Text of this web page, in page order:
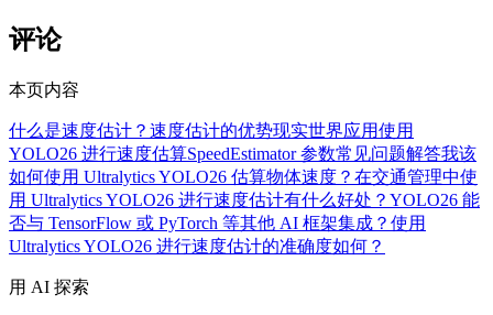
评论
本页内容
什么是速度估计？ 速度估计的优势现实世界应用使用
YOLO26 进行速度估算SpeedEstimator 参数常见问题解答我该
如何使用 Ultralytics YOLO26 估算物体速度？ 在交通管理中使
用 Ultralytics YOLO26 进行速度估计有什么好处？ YOLO26 能
否与 TensorFlow 或 PyTorch 等其他 AI 框架集成？ 使用
Ultralytics YOLO26 进行速度估计的准确度如何？
用 AI 探索